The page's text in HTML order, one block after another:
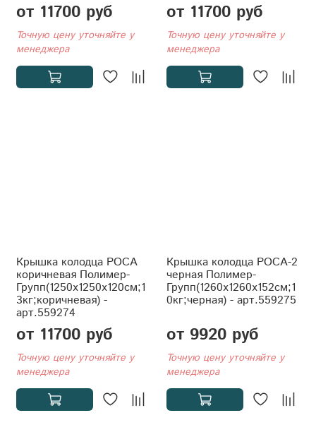
от 11700 руб
Точную цену уточняйте у
менеджера
от 11700 руб
Точную цену уточняйте у
менеджера
Крышка колодца РОСА
коричневая Полимер-
Групп(1250x1250x120см;1
3кг;коричневая) -
арт.559274
от 11700 руб
Точную цену уточняйте у
менеджера
Крышка колодца РОСА-2
черная Полимер-
Групп(1260x1260x152см;1
0кг;черная) - арт.559275
от 9920 руб
Точную цену уточняйте у
менеджера